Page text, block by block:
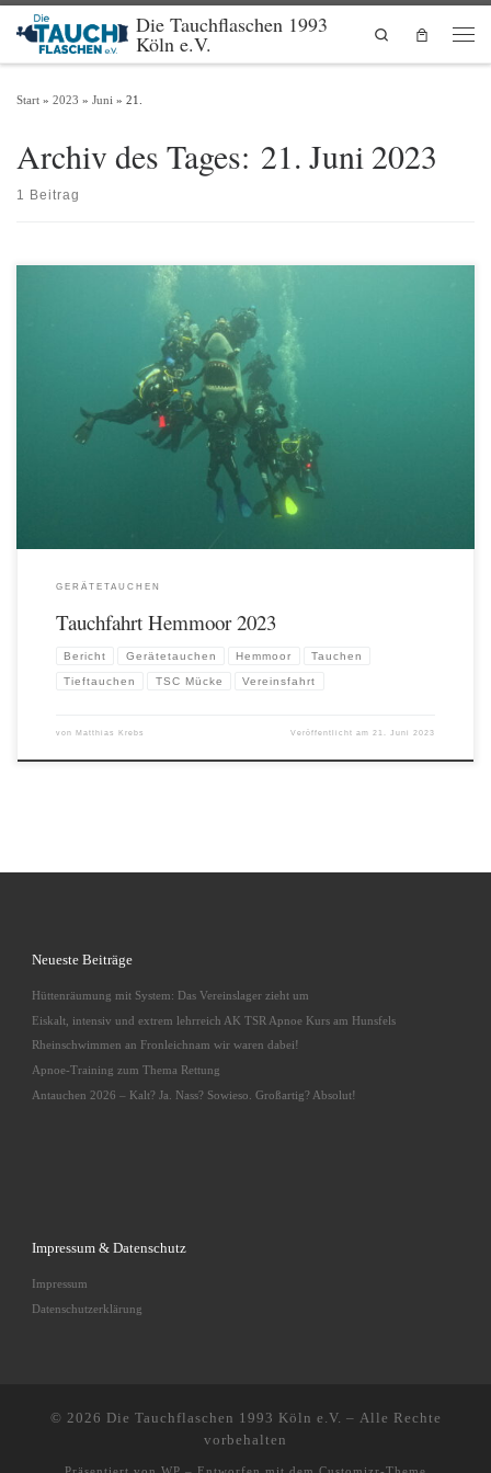
Zum Inhalt springenDie Tauchflaschen 1993
Köln e.V.
Search
Start » 2023 » Juni » 21.
Archiv des Tages: 21. Juni 2023
1 Beitrag
Auch dieses Jahr zu Frohnleichnam haben wir uns als Verein auf den Weg gemacht,
um ein Wochenende gemeinsam tauchen zu gehen. Organisiert durch Bruno
Scholzen machten sich so insgesamt 22 Taucher und Nichttaucher auf den Weg
nach Hemmor. Vom 7.6.-11.6. bezogen wir insgesamt 4 Blockhütten im Ferienpark
Geesthof. Dabei waren […]
GERÄTETAUCHEN
Tauchfahrt Hemmoor 2023
Bericht Gerätetauchen Hemmoor Tauchen
Tieftauchen TSC Mücke Vereinsfahrt
von Matthias Krebs Veröffentlicht am21. Juni 2023
Neueste Beiträge
Hüttenräumung mit System: Das Vereinslager zieht um
Eiskalt, intensiv und extrem lehrreich AK TSR Apnoe Kurs am Hunsfels
Rheinschwimmen an Fronleichnam wir waren dabei!
Apnoe-Training zum Thema Rettung
Antauchen 2026 – Kalt? Ja. Nass? Sowieso. Großartig? Absolut!
Impressum & Datenschutz
Impressum
Datenschutzerklärung
© 2026 Die Tauchflaschen 1993 Köln e.V. – Alle Rechte
vorbehalten